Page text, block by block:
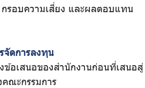
กรอบความเสี่ยง และผลตอบแทน
จัดการลงทุน
อเสนอของสํานักงานก่อนที่เสนอสู่
ณะกรรมการ